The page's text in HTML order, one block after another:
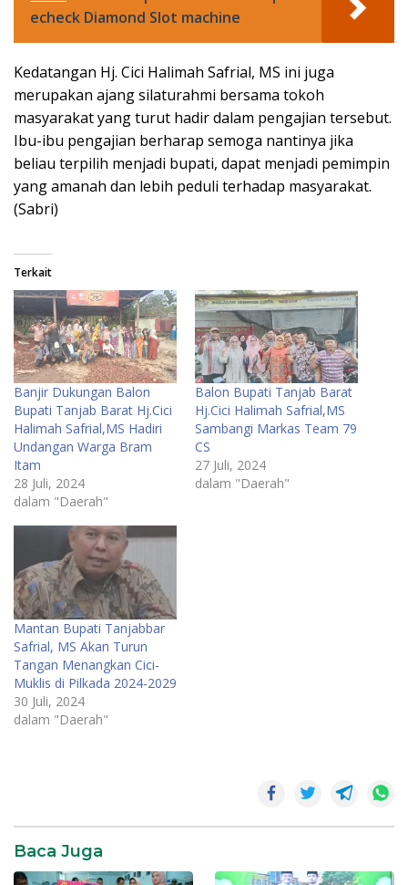
echeck Diamond Slot machine
Kedatangan Hj. Cici Halimah Safrial, MS ini juga
merupakan ajang silaturahmi bersama tokoh
masyarakat yang turut hadir dalam pengajian tersebut.
Ibu-ibu pengajian berharap semoga nantinya jika
beliau terpilih menjadi bupati, dapat menjadi pemimpin
yang amanah dan lebih peduli terhadap masyarakat.
(Sabri)
Terkait
Banjir Dukungan Balon
Bupati Tanjab Barat Hj.Cici
Halimah Safrial,MS Hadiri
Undangan Warga Bram
Itam
28 Juli, 2024
dalam "Daerah"
Balon Bupati Tanjab Barat
Hj.Cici Halimah Safrial,MS
Sambangi Markas Team 79
CS
27 Juli, 2024
dalam "Daerah"
Mantan Bupati Tanjabbar
Safrial, MS Akan Turun
Tangan Menangkan Cici-
Muklis di Pilkada 2024-2029
30 Juli, 2024
dalam "Daerah"
Baca Juga